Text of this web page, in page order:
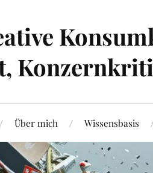
Über mich Wissensbasis